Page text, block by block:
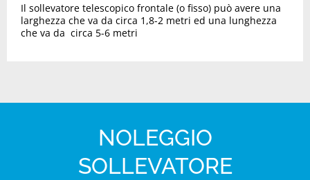
Il sollevatore telescopico frontale (o fisso) può avere una
larghezza che va da circa 1,8-2 metri ed una lunghezza
che va da circa 5-6 metri
NOLEGGIO
SOLLEVATORE